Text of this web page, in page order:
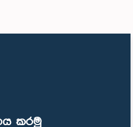
කරමු